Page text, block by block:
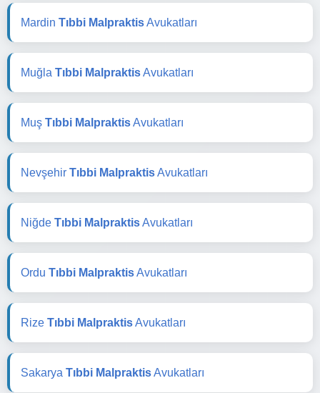
Mardin Tıbbi MalpraktisAvukatları
Muğla Tıbbi MalpraktisAvukatları
Muş Tıbbi MalpraktisAvukatları
Nevşehir Tıbbi MalpraktisAvukatları
Niğde Tıbbi MalpraktisAvukatları
Ordu Tıbbi MalpraktisAvukatları
Rize Tıbbi MalpraktisAvukatları
Sakarya Tıbbi MalpraktisAvukatları